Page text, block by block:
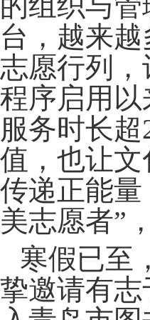
台，越来
志愿行列
程序启用
服务时长
值，也让
传递正能
美志愿者”
寒假已至
挚邀请有